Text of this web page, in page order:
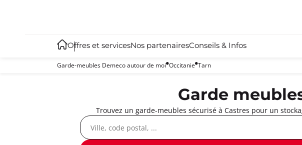
Offres et servicesNos partenairesConseils & Infos
Garde-meubles Demeco autour de moi Occitanie Tarn
Garde
Trouvez un garde-meubles sécurisé à Castres pour un